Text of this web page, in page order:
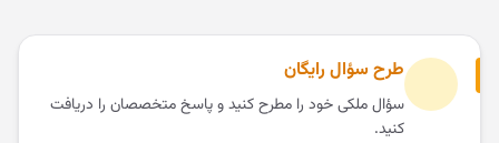
طرح سؤال رایگان
سؤال ملکی خود را مطرح کنید و پاسخ متخصصان را دریافت
کنید.